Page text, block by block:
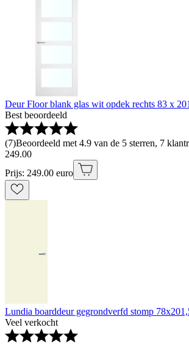
Deur Floor blank glas wit opdek rechts 83 x
Best beoordeeld
(7)Beoordeeld met 4.9 van de 5 sterren, 7
249.00
Prijs: 249.00 euro
Lundia boarddeur gegrondverfd stomp
Veel verkocht